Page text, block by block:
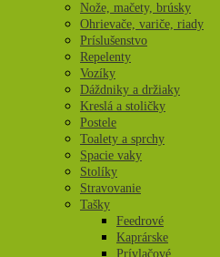
Nože, mačety, brúsky
Ohrievače, variče, riady
Príslušenstvo
Repelenty
Vozíky
Dáždniky a držiaky
Kreslá a stoličky
Postele
Toalety a sprchy
Spacie vaky
Stolíky
Stravovanie
Tašky
Feedrové
Kaprárske
Prívlačové